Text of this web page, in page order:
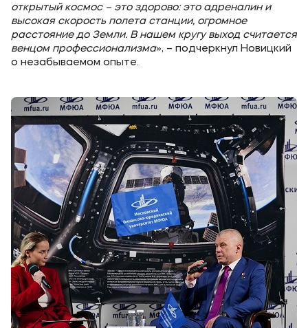
открытый космос – это здорово: это адреналин и
высокая скорость полета станции, огромное
расстояние до Земли. В нашем кругу выход считается
венцом профессионализма», – подчеркнул Новицкий
о незабываемом опыте.